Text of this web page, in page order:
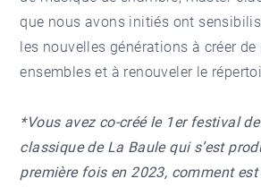
que nous avons initiés ont
les nouvelles générations à créer de
ensembles et à renouveler le
*Vous avez co-créé le 1er festival
classique de La Baule qui s’est
première fois en 2023, comment